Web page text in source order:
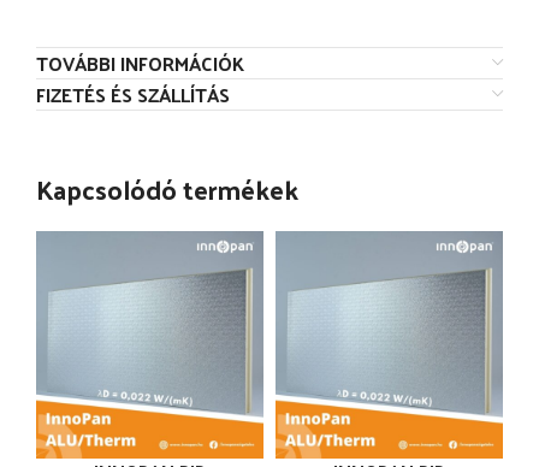
TOVÁBBI INFORMÁCIÓK
FIZETÉS ÉS SZÁLLÍTÁS
Kapcsolódó termékek